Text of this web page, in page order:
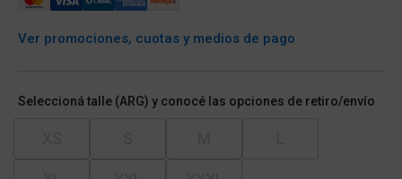
Ver promociones, cuotas y medios de pago
Seleccioná talle (ARG) y conocé las opciones de retiro/envío